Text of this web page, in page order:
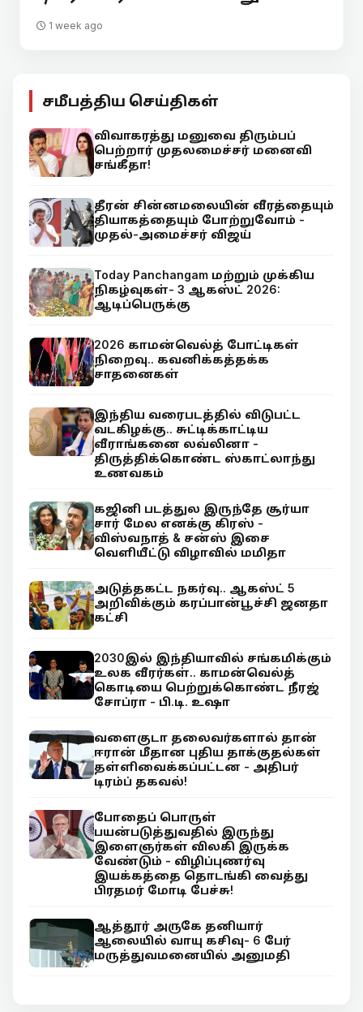
1 week ago
சமீபத்திய செய்திகள்
விவாகரத்து மனுவை திரும்பப்
பெற்றார் முதலமைச்சர் மனைவி
சங்கீதா!
தீரன் சின்னமலையின் வீரத்தையும்
தியாகத்தையும் போற்றுவோம் -
முதல்-அமைச்சர் விஜய்
Today Panchangam மற்றும் முக்கிய
நிகழ்வுகள்- 3 ஆகஸ்ட் 2026:
ஆடிப்பெருக்கு
2026 காமன்வெல்த் போட்டிகள்
நிறைவு.. கவனிக்கத்தக்க
சாதனைகள்
இந்திய வரைபடத்தில் விடுபட்ட
வடகிழக்கு.. சுட்டிக்காட்டிய
வீராங்கனை லவ்லினா -
திருத்திக்கொண்ட ஸ்காட்லாந்து
உணவகம்
கஜினி படத்துல இருந்தே சூர்யா
சார் மேல எனக்கு கிரஸ் -
விஸ்வநாத் & சன்ஸ் இசை
வெளியீட்டு விழாவில் மமிதா
அடுத்தகட்ட நகர்வு.. ஆகஸ்ட் 5
அறிவிக்கும் கரப்பான்பூச்சி ஜனதா
கட்சி
2030இல் இந்தியாவில் சங்கமிக்கும்
உலக வீரர்கள்.. காமன்வெல்த்
கொடியை பெற்றுக்கொண்ட நீரஜ்
சோப்ரா - பி.டி. உஷா
வளைகுடா தலைவர்களால் தான்
ஈரான் மீதான புதிய தாக்குதல்கள்
தள்ளிவைக்கப்பட்டன - அதிபர்
டிரம்ப் தகவல்!
போதைப் பொருள்
பயன்படுத்துவதில் இருந்து
இளைஞர்கள் விலகி இருக்க
வேண்டும் - விழிப்புணர்வு
இயக்கத்தை தொடங்கி வைத்து
பிரதமர் மோடி பேச்சு!
ஆத்தூர் அருகே தனியார்
ஆலையில் வாயு கசிவு- 6 பேர்
மருத்துவமனையில் அனுமதி